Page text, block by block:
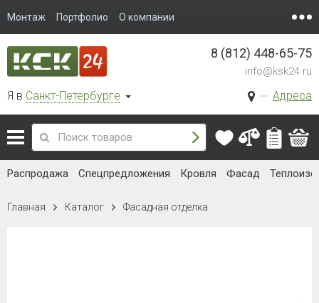
Монтаж Портфолио О компании
Я в Санкт-Петербурге Адреса
8 (812) 448-65-75
info@ksk24.ru
Распродажа Спецпредложения Кровля Фасад
Главная Каталог Фасадная отделка